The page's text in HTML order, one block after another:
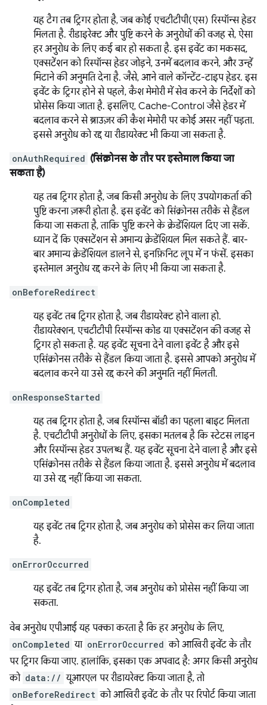
यह टैग तब ट्रिगर होता है, जब कोई एचटीटीपी(एस) रिस्पॉन्स हेडर
मिलता है. रीडाइरेक्ट और पुष्टि करने के अनुरोधों की वजह से, ऐसा
हर अनुरोध के लिए कई बार हो सकता है. इस इवेंट का मकसद,
एक्सटेंशन को रिस्पॉन्स हेडर जोड़ने, उनमें बदलाव करने, और उन्हें
मिटाने की अनुमति देना है. जैसे, आने वाले कॉन्टेंट-टाइप हेडर. इस
इवेंट के ट्रिगर होने से पहले, कैश मेमोरी में सेव करने के निर्देशों को
प्रोसेस किया जाता है. इसलिए, Cache-Control जैसे हेडर में
बदलाव करने से ब्राउज़र की कैश मेमोरी पर कोई असर नहीं पड़ता.
इससे अनुरोध को रद्द या रीडायरेक्ट भी किया जा सकता है.
onAuthRequired (सिंक्रोनस के तौर पर इस्तेमाल किया जा
सकता है)
यह तब ट्रिगर होता है, जब किसी अनुरोध के लिए उपयोगकर्ता की
पुष्टि करना ज़रूरी होता है. इस इवेंट को सिंक्रोनस तरीके से हैंडल
किया जा सकता है, ताकि पुष्टि करने के क्रेडेंशियल दिए जा सकें.
ध्यान दें कि एक्सटेंशन से अमान्य क्रेडेंशियल मिल सकते हैं. बार-
बार अमान्य क्रेडेंशियल डालने से, इनफ़िनिट लूप में न फंसें. इसका
इस्तेमाल अनुरोध रद्द करने के लिए भी किया जा सकता है.
onBeforeRedirect
यह इवेंट तब ट्रिगर होता है, जब रीडायरेक्ट होने वाला हो.
रीडायरेक्शन, एचटीटीपी रिस्पॉन्स कोड या एक्सटेंशन की वजह से
ट्रिगर हो सकता है. यह इवेंट सूचना देने वाला इवेंट है और इसे
एसिंक्रोनस तरीके से हैंडल किया जाता है. इससे आपको अनुरोध में
बदलाव करने या उसे रद्द करने की अनुमति नहीं मिलती.
onResponseStarted
यह तब ट्रिगर होता है, जब रिस्पॉन्स बॉडी का पहला बाइट मिलता
है. एचटीटीपी अनुरोधों के लिए, इसका मतलब है कि स्टेटस लाइन
और रिस्पॉन्स हेडर उपलब्ध हैं. यह इवेंट सूचना देने वाला है और इसे
एसिंक्रोनस तरीके से हैंडल किया जाता है. इससे अनुरोध में बदलाव
या उसे रद्द नहीं किया जा सकता.
onCompleted
यह इवेंट तब ट्रिगर होता है, जब अनुरोध को प्रोसेस कर लिया जाता
है.
onErrorOccurred
यह इवेंट तब ट्रिगर होता है, जब अनुरोध को प्रोसेस नहीं किया जा
सकता.
वेब अनुरोध एपीआई यह पक्का करता है कि हर अनुरोध के लिए,
onCompleted या onErrorOccurred को आखिरी इवेंट के तौर
पर ट्रिगर किया जाए. हालांकि, इसका एक अपवाद है: अगर किसी अनुरोध
को data:// यूआरएल पर रीडायरेक्ट किया जाता है, तो
onBeforeRedirect को आखिरी इवेंट के तौर पर रिपोर्ट किया जाता